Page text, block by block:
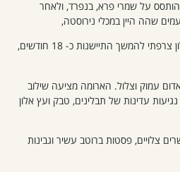
הותסס על שמרי פרא, בנפרד, ולאחר
שהה היין במכלי נירוסטה,
לאחר מכן הועבר לחביות עץ אלון צרפתי להמשך התיישנות כ- 18 חודשים,
עמוק וצלול. הארומה מציעה שילוב
עדינות של תבלינים, טבק ועץ אלון
צלויים, פסטות ברוטב עשיר וגבינות